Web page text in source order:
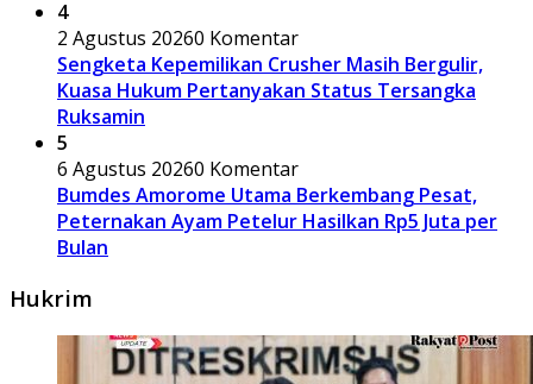
4
2 Agustus 20260 Komentar
Sengketa Kepemilikan Crusher Masih Bergulir,
Kuasa Hukum Pertanyakan Status Tersangka
Ruksamin
5
6 Agustus 20260 Komentar
Bumdes Amorome Utama Berkembang Pesat,
Peternakan Ayam Petelur Hasilkan Rp5 Juta per
Bulan
Hukrim